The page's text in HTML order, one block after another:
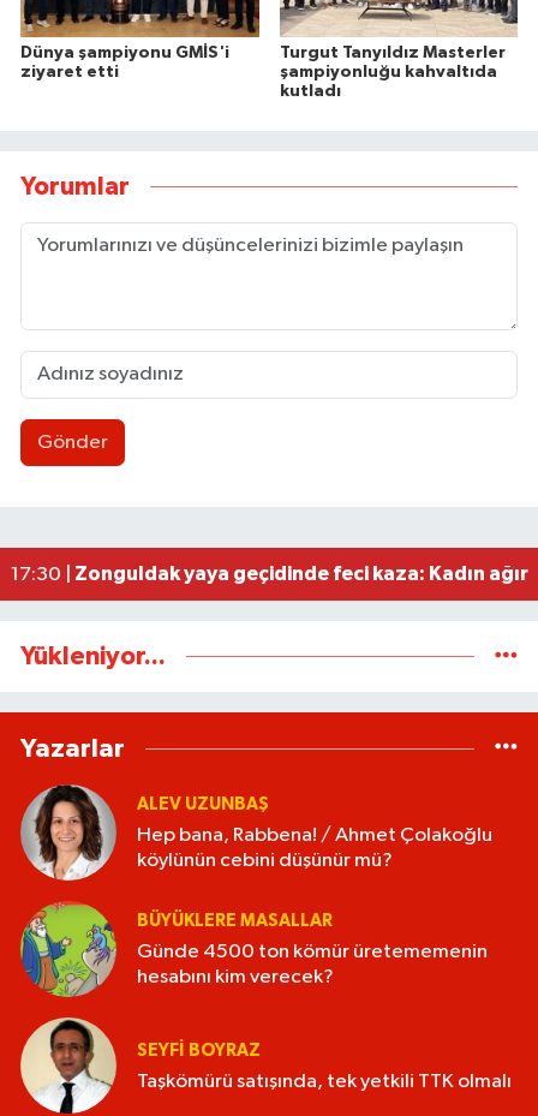
Dünya şampiyonu GMİS'i
ziyaret etti
Turgut Tanyıldız Masterler
şampiyonluğu kahvaltıda
kutladı
Yorumlar
Gönder
21:53 |Zonguldakspor eski Başkanı Rıza Kerim
17:30 | Zonguldak yaya geçidinde feci kaza: Kadın ağır
Yükleniyor...
Yazarlar
ALEV UZUNBAŞ
Hep bana, Rabbena! / Ahmet Çolakoğlu
köylünün cebini düşünür mü?
BÜYÜKLERE MASALLAR
Günde 4500 ton kömür üretememenin
hesabını kim verecek?
SEYFI BOYRAZ
Taşkömürü satışında, tek yetkili TTK olmalı